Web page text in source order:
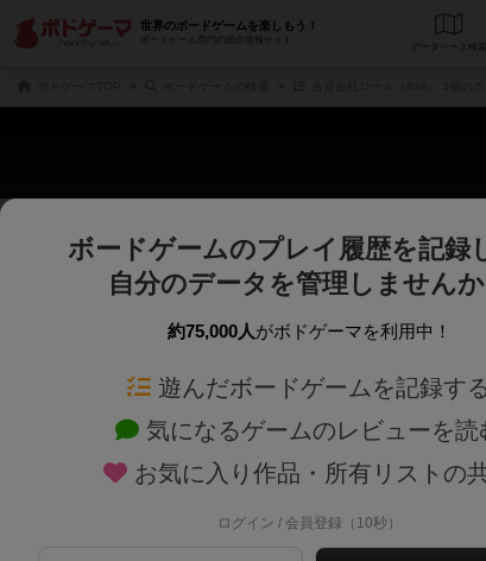
世界のボードゲームを楽しもう！
ボードゲーム専門の総合情報サイト
デー
じっくり表示
商品名、商品説明文、デザイナー名、テーマ名、メカニクス名を対象
ゲームデザイナー名を
ゲームデザイナー
対象年齢を指定します。 世界観
テーマ/
ボードゲームのプレイ履歴を記録
自分のデータを管理しませんか
約75,000人がボドゲーマを利用中！
遊んだボードゲームを記録す
気になるゲームのレビューを読
お気に入り作品・所有リストの
ログイン / 会員登録（10秒）